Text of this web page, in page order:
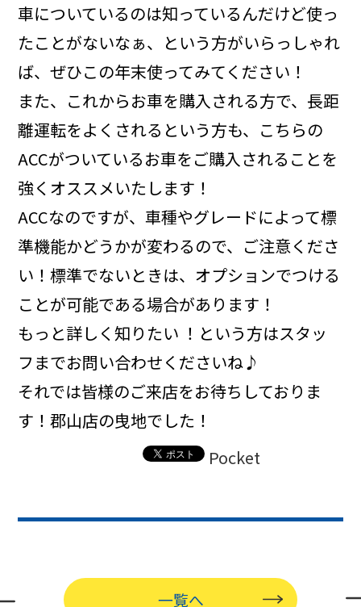
車についているのは知っているんだけど使っ
たことがないなぁ、という方がいらっしゃれ
ば、ぜひこの年末使ってみてください！
また、これからお車を購入される方で、長距
離運転をよくされるという方も、こちらの
ACCがついているお車をご購入されることを
強くオススメいたします！
ACCなのですが、車種やグレードによって標
準機能かどうかが変わるので、ご注意くださ
い！標準でないときは、オプションでつける
ことが可能である場合があります！
もっと詳しく知りたい ！という方はスタッ
フまでお問い合わせくださいね♪
それでは皆様のご来店をお待ちしておりま
す！郡山店の曳地でした！
Pocket
一覧へ